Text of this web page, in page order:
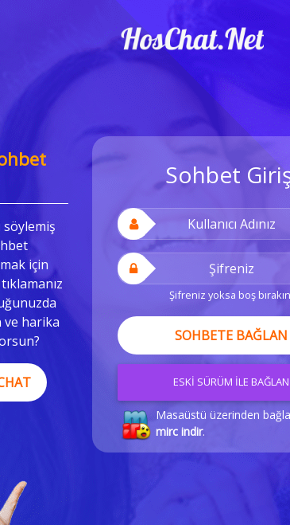
için
ve harika
Sohbet
Şifreniz yoksa boş
SOHBETE BAĞLAN
ESKİ SÜRÜM İLE BAĞLAN
Masaüstü üzerinden
mirc indir.